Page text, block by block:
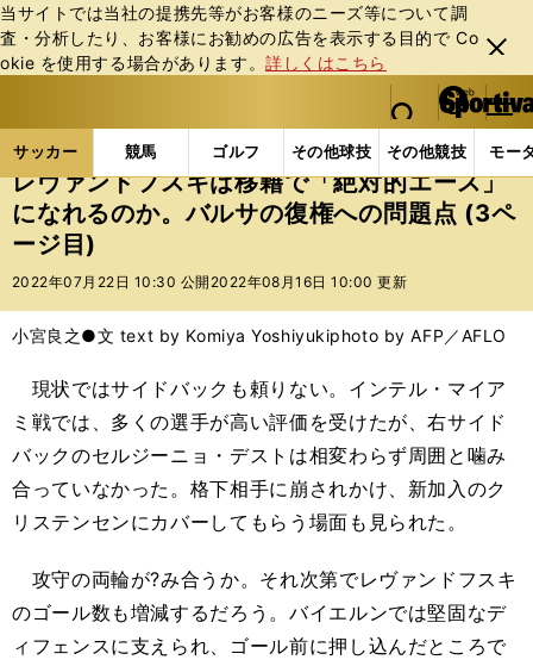
当サイトでは当社の提携先等がお客様のニーズ等について調
査・分析したり、お客様にお勧めの広告を表⽰する⽬的で Co
okie を使⽤する場合があります。詳しくはこちら
閉じ
る
web Sportiva (webスポルティーバ)
検索
マイペ
ー
ジ
メニュ
サッカー 競馬 ゴルフ その他球技 その他競技 モー
ス
ポ
ル
テ
ー
バ
サッカーの記事一覧 海外サッカー 海外サッカー
レヴァンドフスキは移籍で「絶対的エース」
になれるのか。バルサの復権への問題点 (3ペ
ージ目)
2022年07月22日 10:30 公開 2022年08月16日 10:00 更新
小宮良之●文 text by Komiya Yoshiyukiphoto by AFP／AFLO
現状ではサイドバックも頼りない。インテル・マイア
ミ戦では、多くの選手が高い評価を受けたが、右サイド
バックのセルジーニョ・デストは相変わらず周囲と噛み
合っていなかった。格下相手に崩されかけ、新加入のク
リステンセンにカバーしてもらう場面も見られた。
攻守の両輪が?み合うか。それ次第でレヴァンドフスキ
のゴール数も増減するだろう。バイエルンでは堅固なデ
ィフェンスに支えられ、ゴール前に押し込んだところで